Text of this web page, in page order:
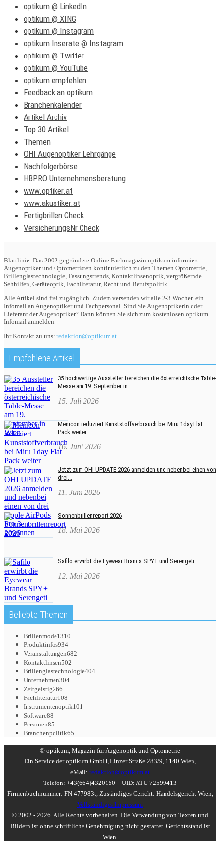
optikum @ LinkedIn
optikum @ XING
optikum @ Instagram
optikum Inserate @ Instagram
optikum @ Twitter
optikum @ YouTube
optikum empfehlen
Feedback an optikum
Branchenkalender
Artikel Archiv
Top 30 Artikel
Themen
OHI Augenoptiker Lehrgänge
Nachfolgerbörse
HBPRO Unternehmensberatung
www.optiker.at
www.akustiker.at
Fertigbrillen Check
VersicherungsNr Check
Blattlinie: Das 2002 gegründete Online-Fachmagazin optikum informiert
Augenoptiker und Optometristen kontinuierlich zu den Themen Optometrie,
Brillenglastechnologie, Fassungstrends, Kontaktlinsenoptik, vergrößernde
Sehhilfen, Geräteoptik, Fachliteratur, Recht und Berufspolitik.
Alle Artikel sind frei zugänglich. Zudem versenden wir alle 2-3 Wochen ein
Infomail an Augenoptiker und Fachpersonal. Sind Sie AugenoptikerIn oder
Lieferant der Augenoptiker? Dann können Sie sich zum kostenlosen optikum
Infomail anmelden.
Ihr Kontakt zu uns: redaktion@optikum.at
Empfohlene Artikel
35 hochwertige Aussteller bereichen die österreichische Table-
Messe am 19. September in...
15. Juli 2026
Menicon reduziert Kunststoffverbrauch bei Miru 1day Flat
Pack weiter
16. Juni 2026
Jetzt zum OHI UPDATE 2026 anmelden und nebenbei einen von
drei...
11. Juni 2026
Sonnenbrillenreport 2026
18. Mai 2026
Safilo erwirbt die Eyewear Brands SPY+ und Serengeti
12. Mai 2026
Beliebte Themen
Brillenmode1310
Produktinfos934
Veranstaltungen682
Kontaktlinsen502
Brillenglastechnologie404
Unternehmen304
Zeitgeistig266
Fachliteratur108
Instrumentenoptik101
Software88
Personen85
Branchenpolitik65
© optikum, Magazin für Augenoptik und Optometrie
Ein Service der optikum GmbH, Linzer Straße 283/9, 1140 Wien,
eMail: redaktion@optikum.at
Telefon: +43(664)4320150 – UID: ATU 72599413
Firmenbuchnummer: FN 477983t, Zuständiges Gericht: Handelsgericht Wien,
Vollständiges Impressum
© 2002 - 2026. Alle Rechte vorbehalten. Die Verwendung von Texten und
Bildern ist ohne schriftliche Genehmigung nicht gestattet. Gerichtsstand ist
Wien.